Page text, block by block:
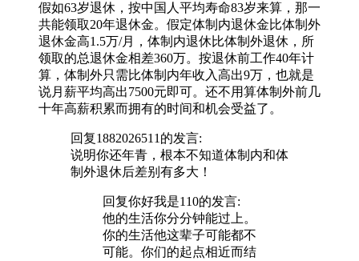
假如63岁退休，按中国人平均寿命83岁来算，那一
共能领取20年退休金。假定体制内退休金比体制外
退休金高1.5万/月，体制内退休比体制外退休，所
领取的总退休金相差360万。按退休前工作40年计
算，体制外只需比体制内年收入高出9万，也就是
说月薪平均高出7500元即可。还不用算体制外前几
十年高薪积累而拥有的时间和机会受益了。
回复1882026511 的发言:
说明你还年青，根本不知道体制内和体
制外退休后差别有多大！
回复你好我是110的发言:
他的生活你分分钟能过上。
你的生活他这辈子可能都不
可能。你们的起点相近而结